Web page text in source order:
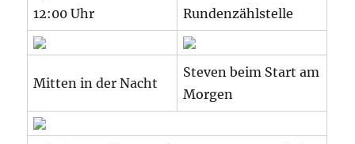
12:00 Uhr
Rundenzählstelle
Mitten in der Nacht
Steven beim Start am
Morgen